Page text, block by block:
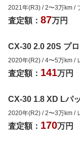
2021年(R3) /2〜3万km /
査定額： 87万円
CX-30 2.0 20S プ
2020年(R2) /4〜5万km /
査定額： 141万円
CX-30 1.8 XD Lパ
2020年(R2) /2〜3万km /
査定額： 170万円